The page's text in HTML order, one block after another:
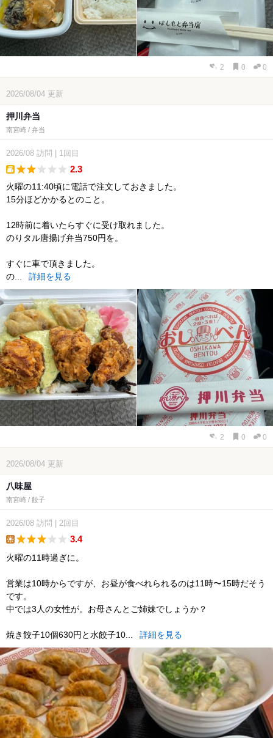
2 0 0
2026/08/04 更新
押川弁当
南宮崎 / 弁当
2026/08 訪問 1回目
2.3
火曜の11:40頃に電話で注文しておきました。
15分ほどかかるとのこと。
12時前に着いたらすぐに受け取れました。
のりタル唐揚げ弁当750円を。
すぐに車で頂きました。
の...
詳細を見る
2 0 0
2026/08/04 更新
八味屋
南宮崎 / 餃子
2026/08 訪問 2回目
3.4
火曜の11時過ぎに。
営業は10時からですが、お昼が食べれられるのは11時〜15時だそう
です。
中では3人の女性が。お母さんとご姉妹でしょうか？
焼き餃子10個630円と水餃子10... 詳細を見る